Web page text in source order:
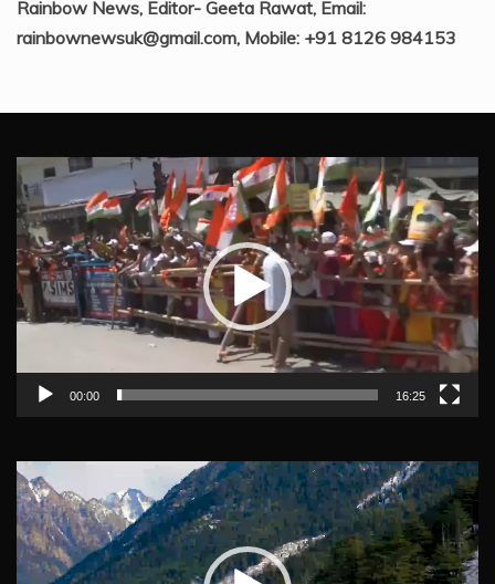
Rainbow News, Editor- Geeta Rawat, Email:
rainbownewsuk@gmail.com, Mobile: +91 8126 984153
Video
Player
00:00 16:25
Video
Player